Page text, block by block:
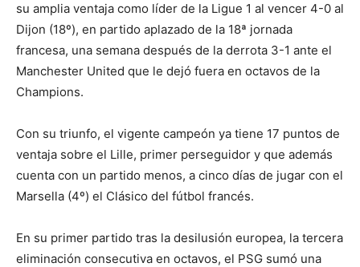
su amplia ventaja como líder de la Ligue 1 al vencer 4-0 al
Dijon (18º), en partido aplazado de la 18ª jornada
francesa, una semana después de la derrota 3-1 ante el
Manchester United que le dejó fuera en octavos de la
Champions.
Con su triunfo, el vigente campeón ya tiene 17 puntos de
ventaja sobre el Lille, primer perseguidor y que además
cuenta con un partido menos, a cinco días de jugar con el
Marsella (4º) el Clásico del fútbol francés.
En su primer partido tras la desilusión europea, la tercera
eliminación consecutiva en octavos, el PSG sumó una